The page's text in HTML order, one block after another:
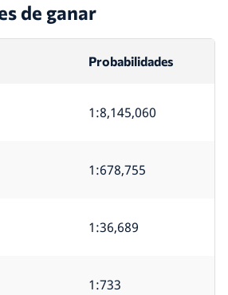
de ganar
Probabilidades
1:8,145,060
1:678,755
1:36,689
1:733